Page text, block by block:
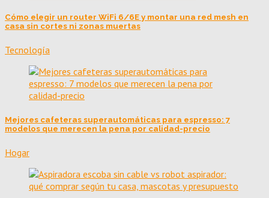
Cómo elegir un router WiFi 6/6E y montar una red mesh en
casa sin cortes ni zonas muertas
Tecnología
Mejores cafeteras superautomáticas para espresso: 7
modelos que merecen la pena por calidad-precio
Hogar